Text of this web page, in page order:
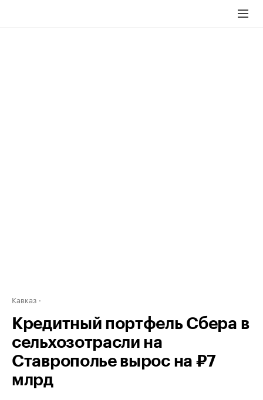
Кавказ
Кредитный портфель Сбера в
сельхозотрасли на
Ставрополье вырос на ₽7
млрд